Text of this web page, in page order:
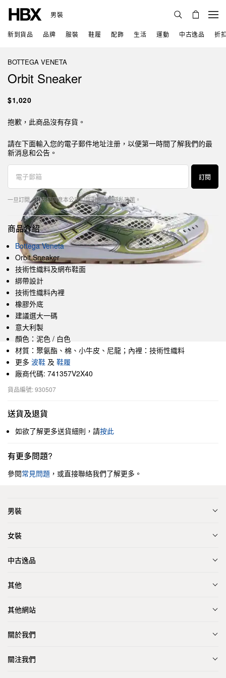
男裝
新到貨品 品牌 服裝 鞋履 配飾 生活 運動 中古逸品 折
BOTTEGA VENETA
Orbit Sneaker
$1,020
抱歉，此商品沒有存貨。
請在下面輸入您的電子郵件地址注册，以便第一時間了解我們的最
新消息和公告。
訂閱
一旦訂閱，代表您同意本公司的使用條款和隱私政策 。
商品介紹
Bottega Veneta
Orbit Sneaker
技術性織料及網布鞋面
綁帶設計
技術性織料內裡
橡膠外底
建議選大一碼
意大利製
顏色：泥色 / 白色
材質：聚氨酯、棉、小牛皮、尼龍；內裡：技術性織料
更多 波鞋 及 鞋履
廠商代碼: 741357V2X40
貨品編號: 930507
送貨及退貨
如欲了解更多送貨細則，請按此
有更多問題?
參閱常見問題 ，或直接聯絡我們了解更多。
男裝
女裝
中古逸品
其他
其他網站
關於我們
關注我們